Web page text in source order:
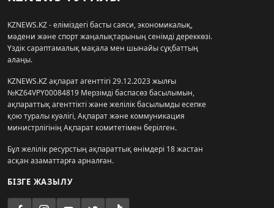
KZNEWS.KZ - еліміздегі басты саяси, экономикалық,
мәдени және спорт жаңалықтарының сенімді дереккөзі.
Үздік сараптамалық мақала мен шынайы сұқбаттың
алаңы.
KZNEWS.KZ ақпарат агенттігі 29.12.2023 жылғы
№KZ64VPY00084819 Мерзімді баспасөз басылымын,
ақпараттық агенттікті және желілік басылымды есепке
қою туралы куәлігі, Ақпарат және коммуникация
министрлігінің Ақпарат комитетімен берілген.
Бұл желілік ресурстың ақпараттық өнімдері 18 жастан
асқан азаматтарға арналған.
БІЗГЕ ЖАЗЫЛУ